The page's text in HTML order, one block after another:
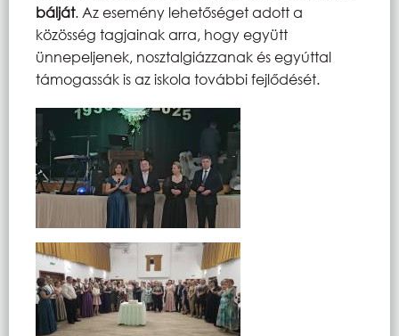
bálját. Az esemény lehetőséget adott a
közösség tagjainak arra, hogy együtt
ünnepeljenek, nosztalgiázzanak és egyúttal
támogassák is az iskola további fejlődését.